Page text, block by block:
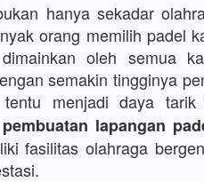
hanya sekadar
orang memilih padel
oleh semua
semakin tingginya
tentu menjadi daya
lapangan
fasilitas olahraga